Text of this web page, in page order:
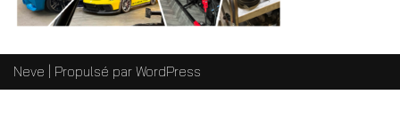
Neve | Propulsé par WordPress